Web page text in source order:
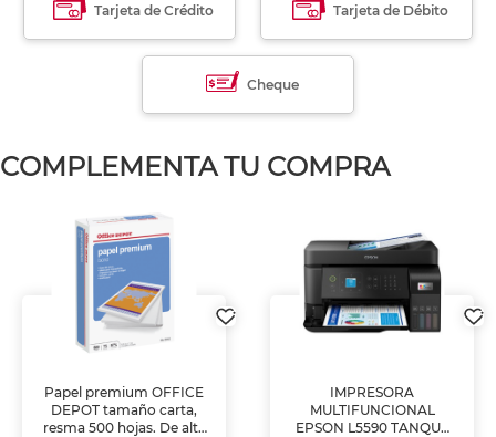
Tarjeta de Crédito Tarjeta de Débito
Cheque
COMPLEMENTA TU COMPRA
Papel premium OFFICE
DEPOT tamaño carta,
resma 500 hojas. De alta
IMPRESORA
MULTIFUNCIONAL
EPSON L5590 TANQUE